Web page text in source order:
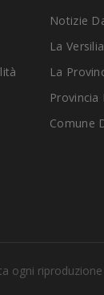
Notizie
La
La
Provincia
Comune
ogni